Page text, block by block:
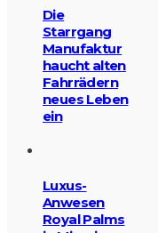
Die
Starrgang
Manufaktur
haucht alten
Fahrrädern
neues Leben
ein
Luxus-
Anwesen
Royal Palms